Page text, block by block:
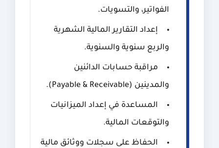
الفواتير، والتسويات.
إعداد التقارير المالية الشهرية
والربع سنوية والسنوية.
مراقبة حسابات الدائنين
والمدينين (Payable & Receivable).
المساعدة في إعداد الميزانيات
والتوقعات المالية.
الحفاظ على سجلات ووثائق مالية